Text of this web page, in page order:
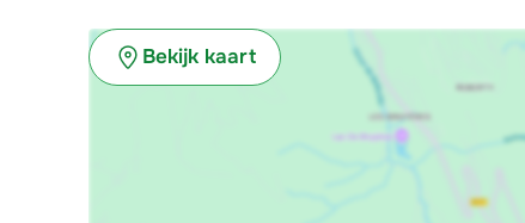
Bekijk kaart